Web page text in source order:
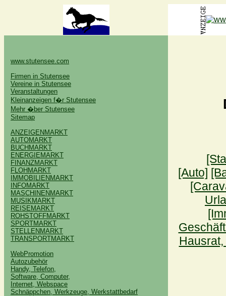
www.stutensee.com
Firmen in Stutensee
Vereine in Stutensee
Veranstaltungen
Kleinanzeigen f�r Stutensee
Mehr �ber Stutensee
Sitemap
ANZEIGENMARKT
AUTOMARKT
BUCHMARKT
ENERGIEMARKT
FINANZMARKT
FLOHMARKT
IMMOBILIENMARKT
INFOMARKT
MASCHINENMARKT
MUSIKMARKT
REISEMARKT
ROHSTOFFMARKT
SPORTMARKT
STELLENMARKT
TRANSPORTMARKT
WebPromotion
Autozubehör
Handy, Telefon,
Software, Computer,
Internet, Webspace
Schnäppchen, Werkzeuge, Werkstattbedarf
[Auto]